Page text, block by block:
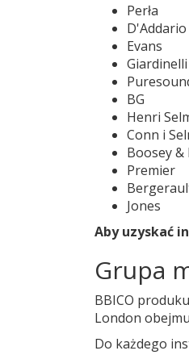
Perła
D'Addario
Evans
Giardinelli
BG
Henri
Conn i
Boosey &
Premier
Jones
Aby uzyskać
Grupa
BBICO
London
Do każdego